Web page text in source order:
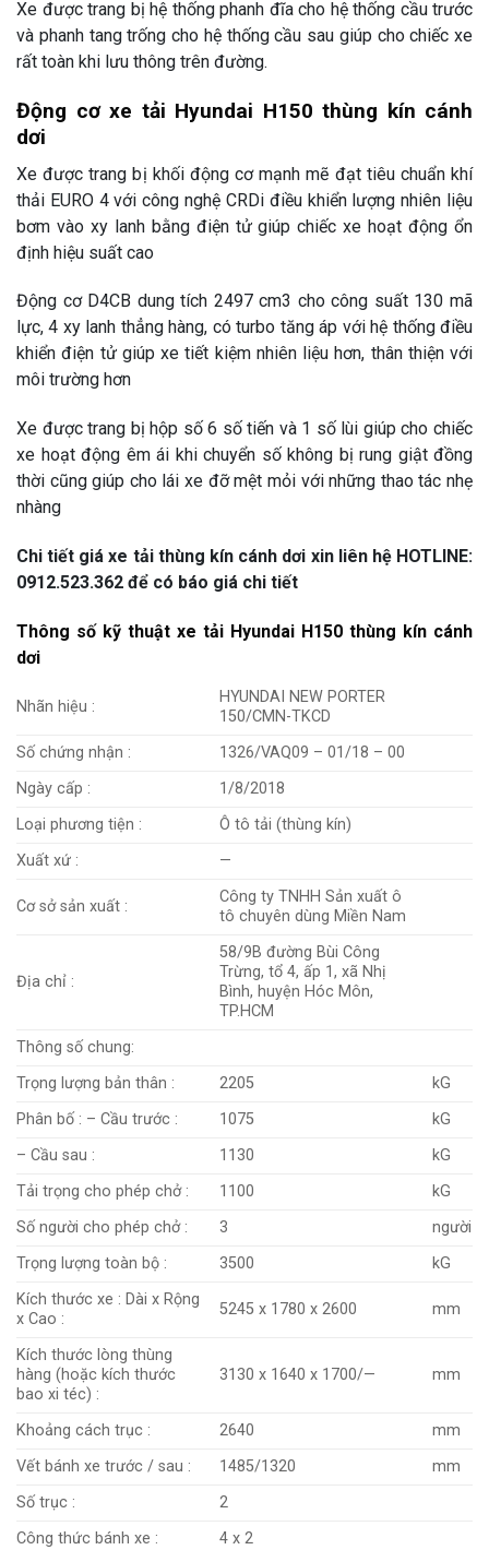
Xe được trang bị hệ thống phanh đĩa cho hệ thống cầu trước
và phanh tang trống cho hệ thống cầu sau giúp cho chiếc xe
rất toàn khi lưu thông trên đường.
Động cơ xe tải Hyundai H150 thùng kín cánh
dơi
Xe được trang bị khối động cơ mạnh mẽ đạt tiêu chuẩn khí
thải EURO 4 với công nghệ CRDi điều khiển lượng nhiên liệu
bơm vào xy lanh bằng điện tử giúp chiếc xe hoạt động ổn
định hiệu suất cao
Động cơ D4CB dung tích 2497 cm3 cho công suất 130 mã
lực, 4 xy lanh thẳng hàng, có turbo tăng áp với hệ thống điều
khiển điện tử giúp xe tiết kiệm nhiên liệu hơn, thân thiện với
môi trường hơn
Xe được trang bị hộp số 6 số tiến và 1 số lùi giúp cho chiếc
xe hoạt động êm ái khi chuyển số không bị rung giật đồng
thời cũng giúp cho lái xe đỡ mệt mỏi với những thao tác nhẹ
nhàng
Chi tiết giá xe tải thùng kín cánh dơi xin liên hệ HOTLINE:
0912.523.362 để có báo giá chi tiết
Thông số kỹ thuật xe tải Hyundai H150 thùng kín cánh
dơi
Nhãn hiệu :
HYUNDAI NEW PORTER
150/CMN-TKCD
Số chứng nhận :
1326/VAQ09 – 01/18 – 00
Ngày cấp :
1/8/2018
Loại phương tiện :
Ô tô tải (thùng kín)
Xuất xứ :
—
Cơ sở sản xuất :
Công ty TNHH Sản xuất ô
tô chuyên dùng Miền Nam
Địa chỉ :
58/9B đường Bùi Công
Trừng, tổ 4, ấp 1, xã Nhị
Bình, huyện Hóc Môn,
TP.HCM
Thông số chung:
Trọng lượng bản thân :
2205
kG
Phân bố : – Cầu trước :
1075
kG
– Cầu sau :
1130
kG
Tải trọng cho phép chở :
1100
kG
Số người cho phép chở :
3
người
Trọng lượng toàn bộ :
3500
kG
Kích thước xe : Dài x Rộng
x Cao :
5245 x 1780 x 2600 mm
Kích thước lòng thùng
hàng (hoặc kích thước
bao xi téc) :
3130 x 1640 x 1700/— mm
Khoảng cách trục : 2640
mm
Vết bánh xe trước / sau :
1485/1320
mm
Số trục :
2
Công thức bánh xe :
4 x 2